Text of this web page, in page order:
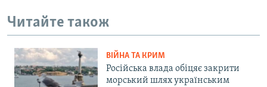
Читайте також
ВІЙНА ТА КРИМ
Російська влада обіцяє закрити
морський шлях українським